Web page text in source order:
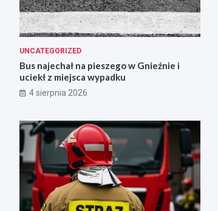
UNCATEGORIZED
Bus najechał na pieszego w Gnieźnie i
uciekł z miejsca wypadku
4 sierpnia 2026